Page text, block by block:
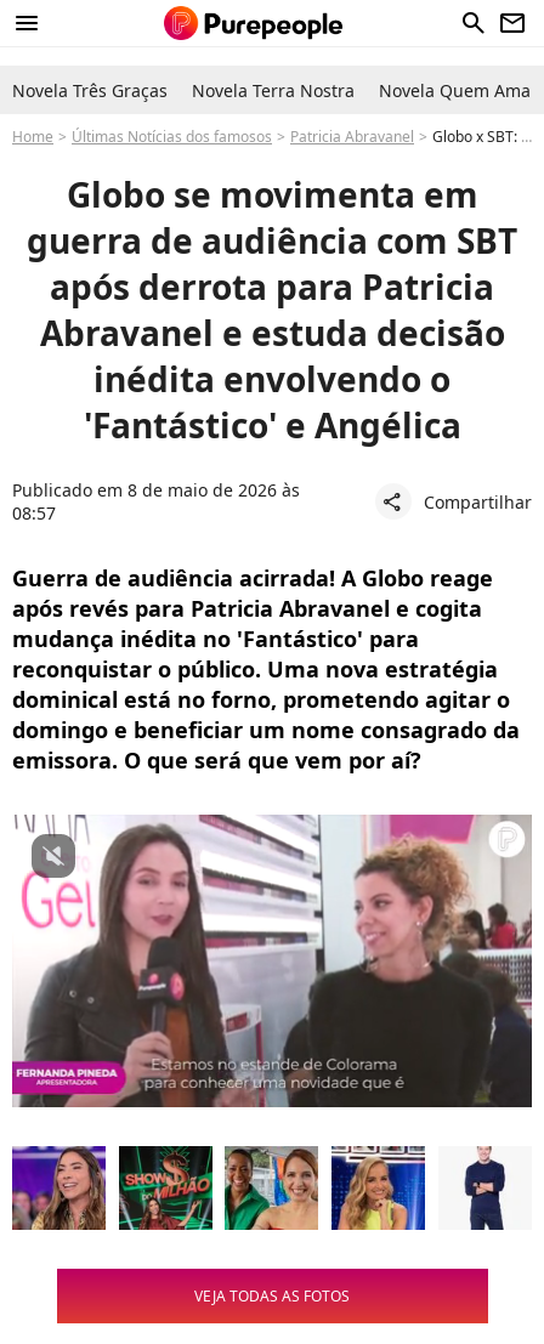
menu search newsletter
Novela Três Graças Novela Terra Nostra Novela Quem Ama
Home Últimas Notícias dos famosos Patricia Abravanel Globo x SBT: em guerra de audiência com filha de Silvio Santos, TV líder pode envolver Angélica e decisão inédita sobre o Fantástico após derrota para Patricia Abravanel
Globo se movimenta em
guerra de audiência com SBT
após derrota para Patricia
Abravanel e estuda decisão
inédita envolvendo o
'Fantástico' e Angélica
Publicado em 8 de maio de 2026 às
08:57
share Compartilhar
Guerra de audiência acirrada! A Globo reage
após revés para Patricia Abravanel e cogita
mudança inédita no 'Fantástico' para
reconquistar o público. Uma nova estratégia
dominical está no forno, prometendo agitar o
domingo e beneficiar um nome consagrado da
emissora. O que será que vem por aí?
VEJA TODAS AS FOTOS